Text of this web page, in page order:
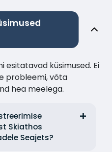
esitatavad küsimused. Ei
probleemi, võta
hea meelega.
Skiathos
Seajets?